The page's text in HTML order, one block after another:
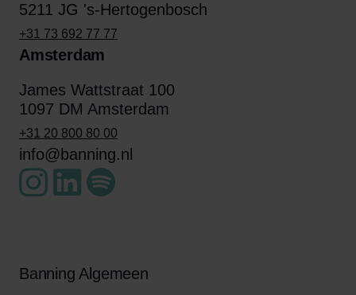
5211 JG 's-Hertogenbosch
+31 73 692 77 77
Amsterdam
James Wattstraat 100
1097 DM Amsterdam
+31 20 800 80 00
info@banning.nl
Banning Algemeen